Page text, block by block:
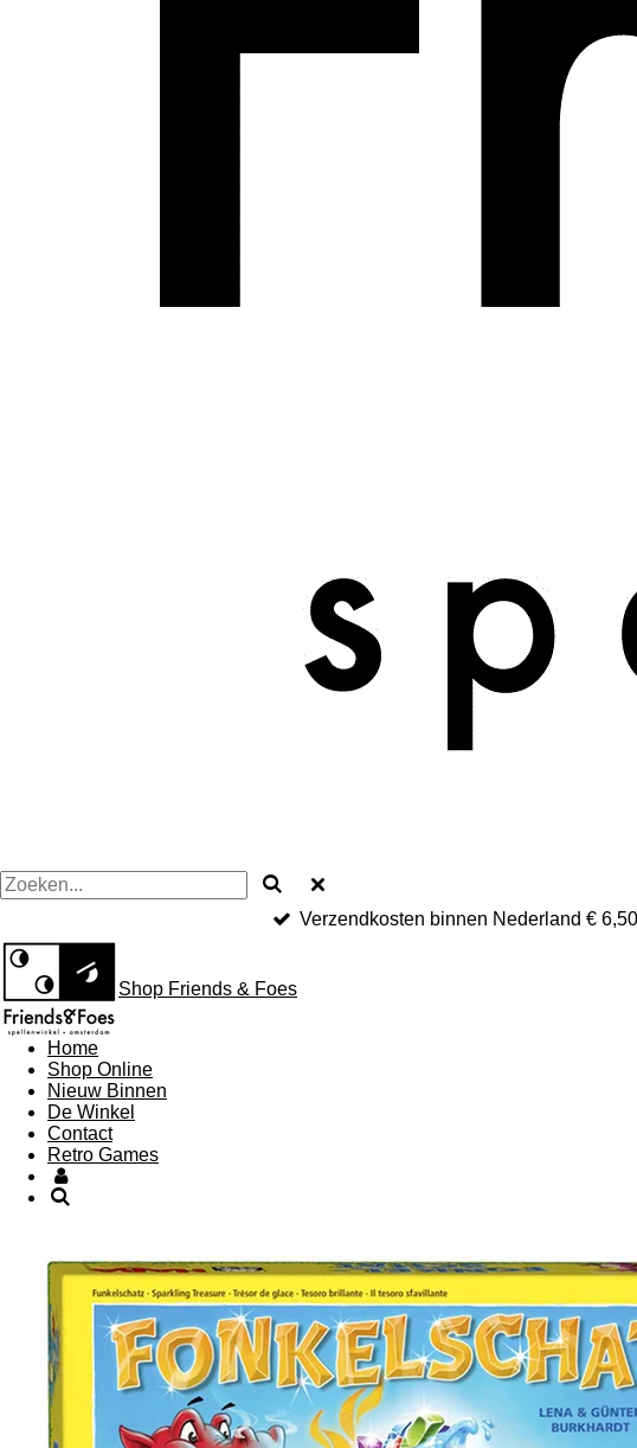
Verzendkosten binnen Nederland €
Shop Friends & Foes
Home
Shop Online
Nieuw Binnen
De Winkel
Contact
Retro Games